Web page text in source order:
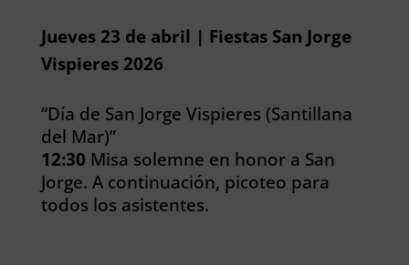
Jueves 23 de abril | Fiestas San Jorge
Vispieres 2026
“Día de San Jorge Vispieres (Santillana
del Mar)”
12:30 Misa solemne en honor a San
Jorge. A continuación, picoteo para
todos los asistentes.